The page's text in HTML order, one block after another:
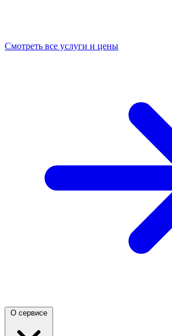
Смотреть все услуги и цены
О сервисе